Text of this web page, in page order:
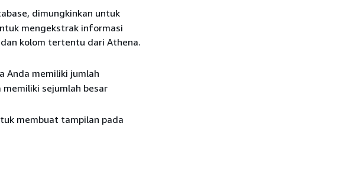
dimungkinkan untuk
mengekstrak informasi
kolom tertentu dari Athena.
Anda memiliki jumlah
memiliki sejumlah besar
membuat tampilan pada